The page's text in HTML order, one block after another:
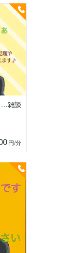
…雑談
円/分